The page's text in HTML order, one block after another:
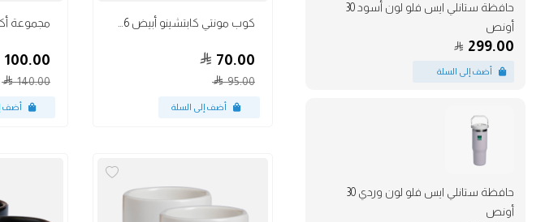
حافظة ستانلي ايس فلو لون أسود 30
أونص
299.00
حافظة ستانلي ايس فلو لون وردي 30
أونص
70.00
95.00
100.00
140.00